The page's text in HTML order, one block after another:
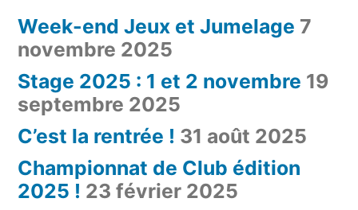
Week-end Jeux et Jumelage 7
novembre 2025
Stage 2025 : 1 et 2 novembre 19
septembre 2025
C’est la rentrée ! 31 août 2025
Championnat de Club édition
2025 ! 23 février 2025